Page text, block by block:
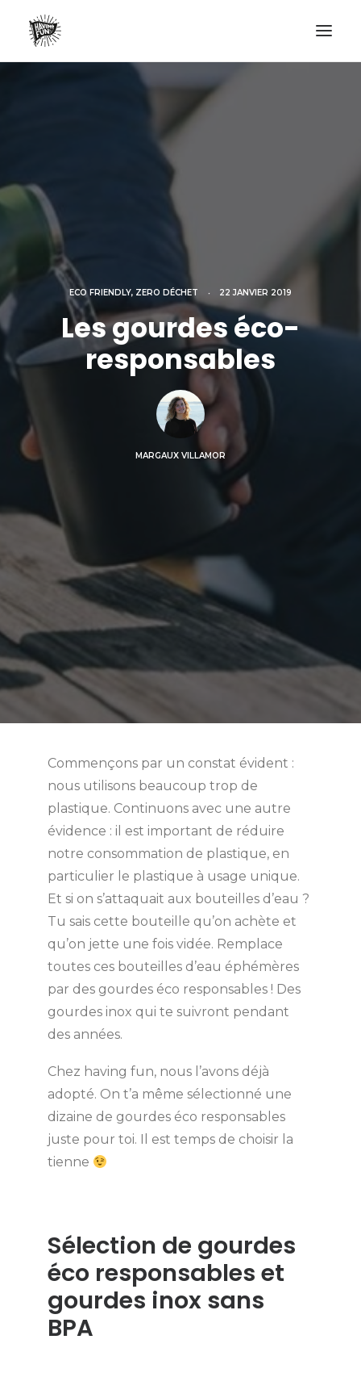
VANLIFE
NO PLASTIC LETTER
RECHERCHE
ECO FRIENDLY, ZERO DÉCHET • 22 JANVIER 2019
Les gourdes éco-
responsables
MARGAUX VILLAMOR
Commençons par un constat évident :
nous utilisons beaucoup trop de
plastique. Continuons avec une autre
évidence : il est important de réduire
notre consommation de plastique, en
particulier le plastique à usage unique.
Et si on s’attaquait aux bouteilles d’eau ?
Tu sais cette bouteille qu’on achète et
qu’on jette une fois vidée. Remplace
toutes ces bouteilles d’eau éphémères
par des gourdes éco responsables ! Des
gourdes inox qui te suivront pendant
des années.
Chez having fun, nous l’avons déjà
adopté. On t’a même sélectionné une
dizaine de gourdes éco responsables
juste pour toi. Il est temps de choisir la
tienne
Sélection de gourdes
éco responsables et
gourdes inox sans
BPA